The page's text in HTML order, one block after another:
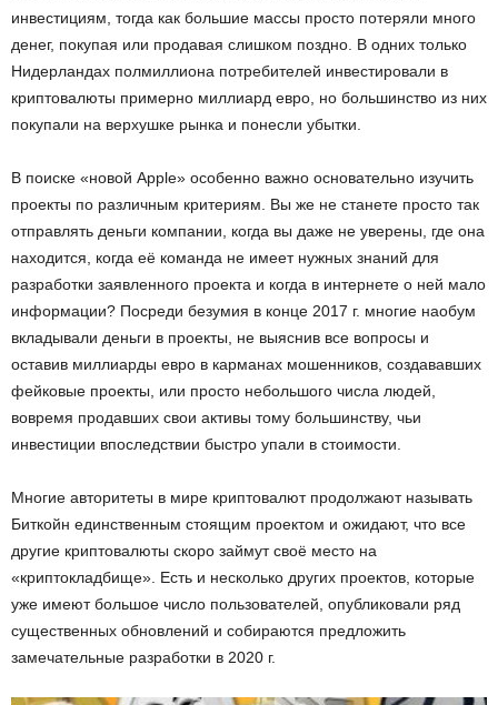
инвестициям, тогда как большие массы просто потеряли много
денег, покупая или продавая слишком поздно. В одних только
Нидерландах полмиллиона потребителей инвестировали в
криптовалюты примерно миллиард евро, но большинство из них
покупали на верхушке рынка и понесли убытки.
В поиске «новой Apple» особенно важно основательно изучить
проекты по различным критериям. Вы же не станете просто так
отправлять деньги компании, когда вы даже не уверены, где она
находится, когда её команда не имеет нужных знаний для
разработки заявленного проекта и когда в интернете о ней мало
информации? Посреди безумия в конце 2017 г. многие наобум
вкладывали деньги в проекты, не выяснив все вопросы и
оставив миллиарды евро в карманах мошенников, создававших
фейковые проекты, или просто небольшого числа людей,
вовремя продавших свои активы тому большинству, чьи
инвестиции впоследствии быстро упали в стоимости.
Многие авторитеты в мире криптовалют продолжают называть
Биткойн единственным стоящим проектом и ожидают, что все
другие криптовалюты скоро займут своё место на
«криптокладбище». Есть и несколько других проектов, которые
уже имеют большое число пользователей, опубликовали ряд
существенных обновлений и собираются предложить
замечательные разработки в 2020 г.